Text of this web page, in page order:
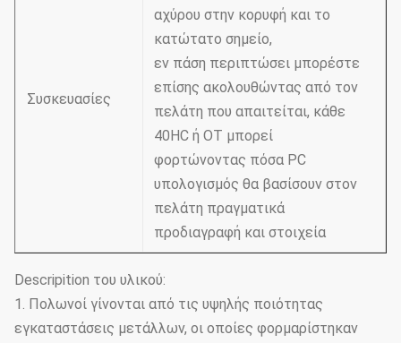
Συσκευασίες
αχύρου στην κορυφή και το
κατώτατο σημείο,
εν πάση περιπτώσει μπορέστε
επίσης ακολουθώντας από τον
πελάτη που απαιτείται, κάθε
40HC ή OT μπορεί
φορτώνοντας πόσα PC
υπολογισμός θα βασίσουν στον
πελάτη πραγματικά
προδιαγραφή και στοιχεία
Descripition του υλικού:
1. Πολωνοί γίνονται από τις υψηλής ποιότητας
εγκαταστάσεις μετάλλων, οι οποίες φορμαρίστηκαν